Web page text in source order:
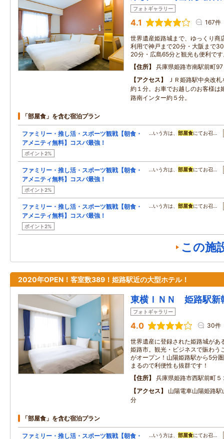
フォトギャラリー
4.1 167件
世界遺産姫路城まで、ゆっくり商
利用で神戸まで20分・大阪まで
20分・広島65分と観光も便利で
住所
兵庫県姫路市南駅前町97
アクセス
ＪＲ姫路駅中央改
約１分。お車でお越しのお客様は
路南インター約５分。
「部屋食」を含む宿泊プラン
ファミリー・推し活・スポーツ観戦【朝食・
アメニティ無料】コスパ最強！
ポイント2%
…いう方は、 部屋食にてお召…
ファミリー・推し活・スポーツ観戦【朝食・
アメニティ無料】コスパ最強！
ポイント2%
…いう方は、 部屋食にてお召…
ファミリー・推し活・スポーツ観戦【朝食・
アメニティ無料】コスパ最強！
ポイント2%
…いう方は、 部屋食にてお召…
この施
2020年OPEN！客室数389！姫路駅近の大型ホテル！
東横ＩＮＮ 姫路駅新
フォトギャラリー
4.0 30件
世界遺産に登録された姫路城があ
姫路市。観光・ビジネスで賑わう
がオープン！山陽姫路駅から5分
まるので利便性も抜群です！
住所
兵庫県姫路市西駅前町５
アクセス
山陽電車山陽姫路
分
「部屋食」を含む宿泊プラン
ファミリー・推し活・スポーツ観戦【朝食・
…いう方は、 部屋食にてお召…